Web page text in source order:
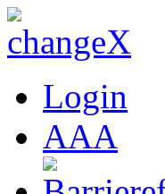
Login
AAA